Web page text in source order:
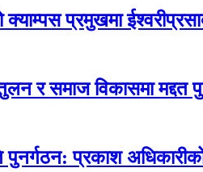
प्रमुखमा
र समाज विकासमा
पुनर्गठन: प्रकाश